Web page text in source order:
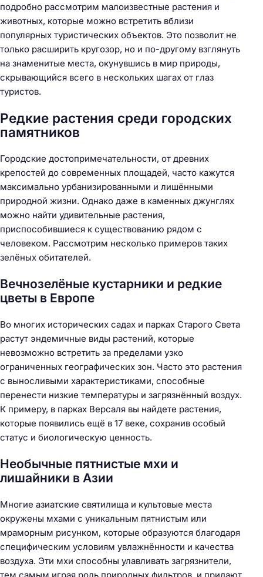
подробно рассмотрим малоизвестные растения и
животных, которые можно встретить вблизи
популярных туристических объектов. Это позволит не
только расширить кругозор, но и по-другому взглянуть
на знаменитые места, окунувшись в мир природы,
скрывающийся всего в нескольких шагах от глаз
туристов.
Редкие растения среди городских
памятников
Городские достопримечательности, от древних
крепостей до современных площадей, часто кажутся
максимально урбанизированными и лишёнными
природной жизни. Однако даже в каменных джунглях
можно найти удивительные растения,
приспособившиеся к существованию рядом с
человеком. Рассмотрим несколько примеров таких
зелёных обитателей.
Вечнозелёные кустарники и редкие
цветы в Европе
Во многих исторических садах и парках Старого Света
растут эндемичные виды растений, которые
невозможно встретить за пределами узко
ограниченных географических зон. Часто это растения
с выносливыми характеристиками, способные
перенести низкие температуры и загрязнённый воздух.
К примеру, в парках Версаля вы найдете растения,
которые появились ещё в 17 веке, сохранив особый
статус и биологическую ценность.
Необычные пятнистые мхи и
лишайники в Азии
Многие азиатские святилища и культовые места
окружены мхами с уникальным пятнистым или
мраморным рисунком, которые образуются благодаря
специфическим условиям увлажнённости и качества
воздуха. Эти мхи способны улавливать загрязнители,
тем самым играя роль природных фильтров, и придают